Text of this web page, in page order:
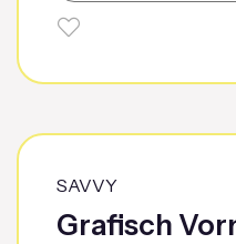
SAVVY
Grafisch